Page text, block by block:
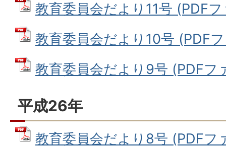
教育委員会だより11号 (PDF
教育委員会だより10号 (PDF
教育委員会だより9号 (PDFフ
平成26年
教育委員会だより8号 (PDFフ